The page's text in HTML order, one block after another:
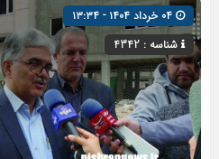
شناسه : 4342